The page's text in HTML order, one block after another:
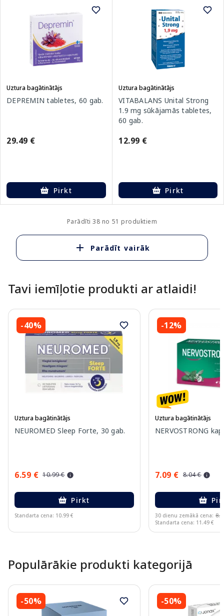
Uztura bagātinātājs
DEPREMIN tabletes, 60 gab.
29.49 €
Pirkt
Uztura bagātinātājs
VITABALANS Unital Strong
1.9 mg sūkājamās tabletes,
60 gab.
12.99 €
Pirkt
Parādīti 38 no 51 produktiem
Parādīt vairāk
Tavi iemīļotie produkti ar atlaidi!
-40%
Uztura bagātinātājs
NEUROMED Sleep Forte, 30 gab.
6.59 € 10.99 €
Pirkt
Standarta cena: 10.99 €
-12%
Uztura bagātinātājs
NERVOSTRONG
7.09 € 8.04 €
30 dienu zemākā cena:
Standarta cena: 11.49 €
Populārākie produkti kategorijā
-50% -50%